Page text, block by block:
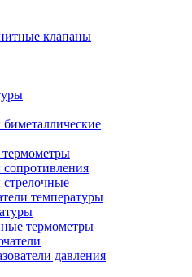
клапаны
температуры
термометры
давления